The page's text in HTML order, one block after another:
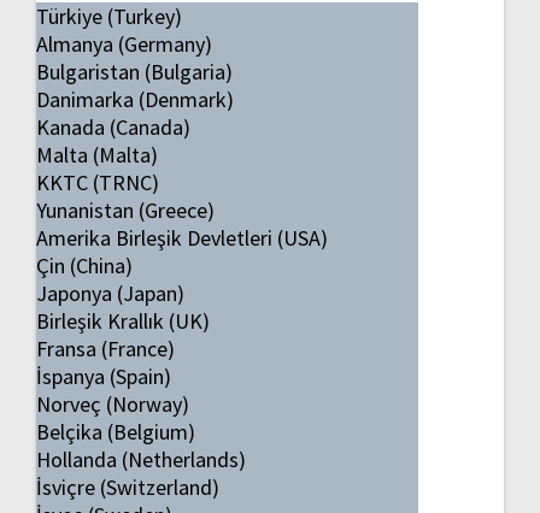
Türkiye (Turkey)
Almanya (Germany)
Bulgaristan (Bulgaria)
Danimarka (Denmark)
Kanada (Canada)
Malta (Malta)
KKTC (TRNC)
Yunanistan (Greece)
Amerika Birleşik Devletleri (USA)
Çin (China)
Japonya (Japan)
Birleşik Krallık (UK)
Fransa (France)
İspanya (Spain)
Norveç (Norway)
Belçika (Belgium)
Hollanda (Netherlands)
İsviçre (Switzerland)